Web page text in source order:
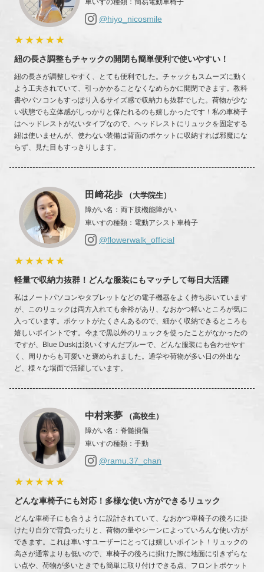
@hiyo_nicosmile
★★★★★
紐の長さ調整もチャックの開閉も簡単便利で使いやすい！
紐の長さが調整しやすく、とても便利でした。チャックもスムーズに動く
よう工夫されていて、引っかかることなくなめらかに開閉できます。教科
書やパソコンもすっぽり入るサイズ感で収納力も抜群でした。荷物が少な
い状態でも立体感がしっかりと保たれるのも嬉しかったです！私の車椅子
はヘッドレストがないタイプなので、ヘッドレストにリュックを固定する
紐は使いませんが、使わない装備は背面のポケットに収納すれば邪魔にな
らず、見た目もすっきりします。
田﨑花歩 （大学院生）
障がい名 ： 両下肢機能障がい
車いすの種類 ： 電動アシスト車椅子
@flowerwalk_official
★★★★★
軽量で収納力抜群！どんな服装にもマッチして毎日大活躍
私はノートパソコンやタブレットなどの電子機器をよく持ち歩いています
が、このリュックは両方入れても余裕があり、なおかつ軽いところが気に
入っています。ポケットがたくさんあるので、細かく収納できるところも
嬉しいポイントです。今まで黒以外のリュックを使ったことがなかったの
ですが、Blue Duskは淡いくすんだブルーで、どんな服装にも合わせやす
く、周りからも可愛いと褒められました。通学や荷物が多い日の外出な
ど、様々な場面で活躍しています。
中村来夢 （高校生）
障がい名 ： 脊髄損傷
車いすの種類 ： 手動
@ramu.37_chan
★★★★★
どんな車椅子にも対応！多様な使い方ができるリュック
どんな車椅子にも合うように設計されていて、なおかつ車椅子の後ろに掛
けたり自分で背負ったりと、荷物の量やシーンによっていろんな使い方が
できます。これは車いすユーザーにとっては嬉しいポイント！リュックの
高さが通常よりも低いので、車椅子の後ろに掛けた際に地面に引きずらな
い点や、荷物が多いときでも簡単に取り付けできる点、フロントポケット